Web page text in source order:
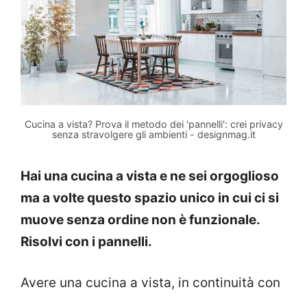
Cucina a vista? Prova il metodo dei 'pannelli': crei privacy
senza stravolgere gli ambienti - designmag.it
Hai una cucina a vista e ne sei orgoglioso
ma a volte questo spazio unico in cui ci si
muove senza ordine non è funzionale.
Risolvi con i pannelli.
Avere una cucina a vista, in continuità con